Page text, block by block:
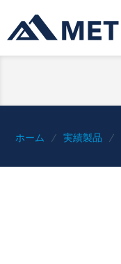
ホーム 実績製品